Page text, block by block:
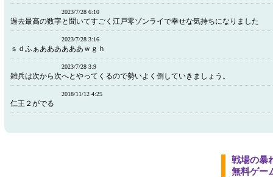
2023/7/28 6:10
過去最高の数字と聞いてすごく江戸零ゾンライで幸せな気持ちになりました
2023/7/28 3:16
ｓｄふぁああああああｗｇｈ
2023/7/28 3:9
雑兵は次から次へとやってくるので勢いよく倒していきましょう。
2018/11/12 4:25
仁王２がでる
戦場の暴
無料ゲー